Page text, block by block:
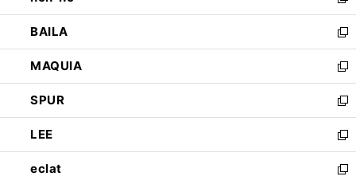
開
く
ウ
ィ
ン
ド
ウ
で
開
く
し
い
ウ
ィ
ン
ド
ウ
で
開
く
BAILA
新
し
い
ウ
ィ
ン
ド
ウ
で
MAQUIA
新
し
い
ウ
ィ
ン
ド
SPUR
新
し
い
ウ
ィ
LEE
新
し
い
eclat
新